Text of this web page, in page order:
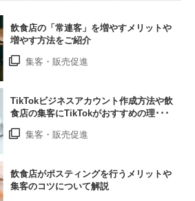
飲食店の「常連客」を増やすメリットや
増やす方法をご紹介
集客・販売促進
TikTokビジネスアカウント作成方法や飲
食店の集客にTikTokがおすすめの理･･･
集客・販売促進
飲食店がポスティングを行うメリットや
集客のコツについて解説